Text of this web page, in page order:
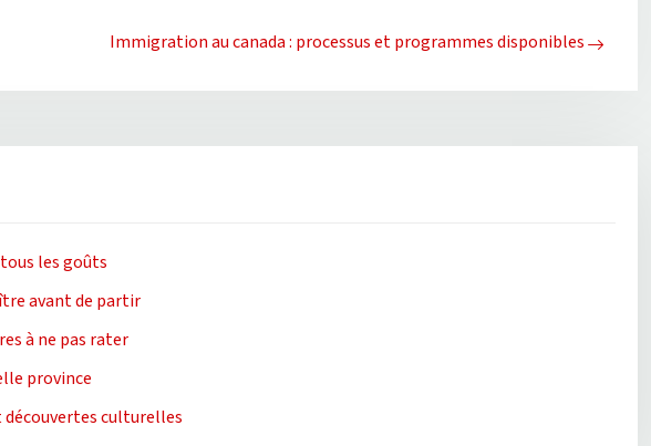
Immigration au canada : processus et programmes disponibles
les goûts
avant de partir
à ne pas rater
province
découvertes culturelles